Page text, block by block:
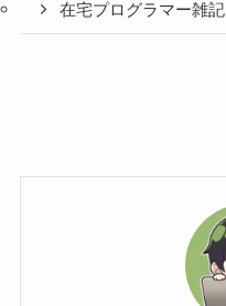
在宅プログラマー雑記